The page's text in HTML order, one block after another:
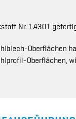
Nr. 1.4301
Oberflächen
Oberflächen,